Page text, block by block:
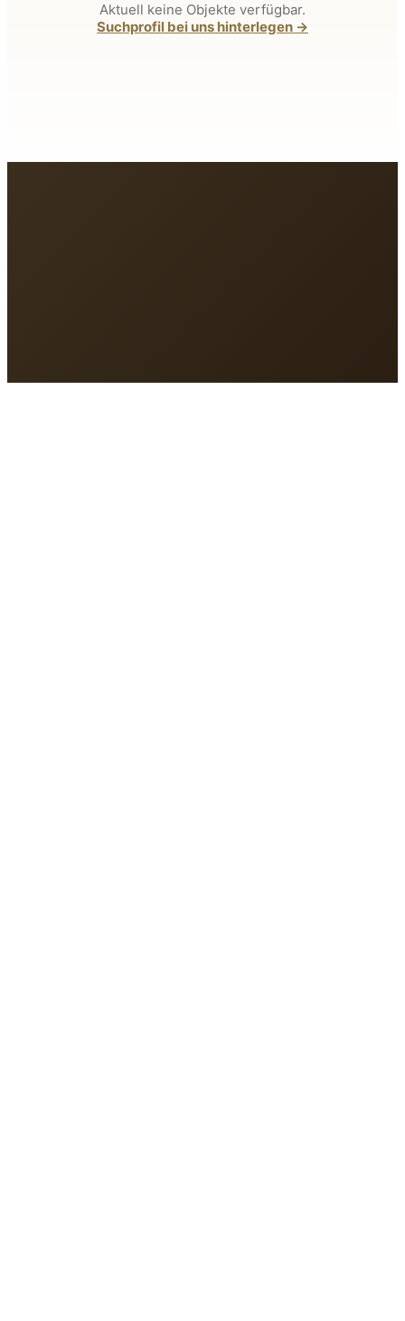
Aktuell keine Objekte verfügbar.
Suchprofil bei uns hinterlegen →